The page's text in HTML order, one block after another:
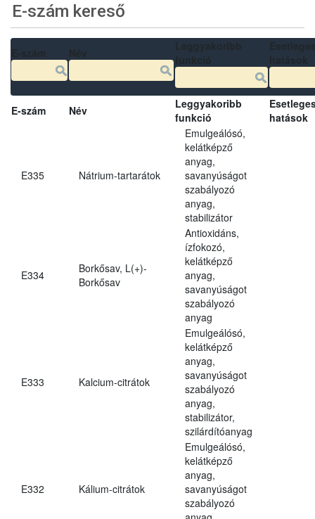
E-szám kereső
E-szám Név
Leggyakoribb
funkció
hatások
E335 Nátrium-tartarátok
Emulgeálósó,
kelátképző
anyag,
savanyúságot
szabályozó
anyag,
stabilizátor
E334
Borkősav, L(+)-
Borkősav
Antioxidáns,
ízfokozó,
kelátképző
anyag,
savanyúságot
szabályozó
anyag
E333 Kalcium-citrátok
Emulgeálósó,
kelátképző
anyag,
savanyúságot
szabályozó
anyag,
stabilizátor,
szilárdítóanyag
E332 Kálium-citrátok
Emulgeálósó,
kelátképző
anyag,
savanyúságot
szabályozó